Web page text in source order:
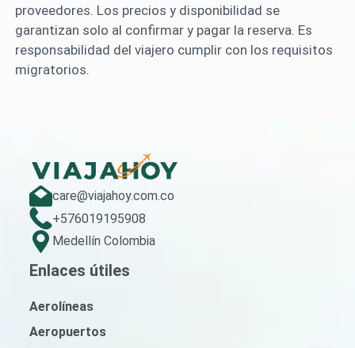
proveedores. Los precios y disponibilidad se
garantizan solo al confirmar y pagar la reserva. Es
responsabilidad del viajero cumplir con los requisitos
migratorios.
care@viajahoy.com.co
+576019195908
Medellín Colombia
Enlaces útiles
Aerolíneas
Aeropuertos